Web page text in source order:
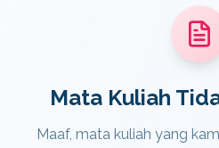
Mata Kuliah
Maaf, mata kuliah yang